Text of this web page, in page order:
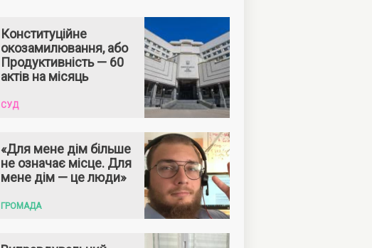
Конституційне
окозамилювання, або
Продуктивність — 60
актів на місяць
СУД
«Для мене дім більше
не означає місце. Для
мене дім — це люди»
ГРОМАДА